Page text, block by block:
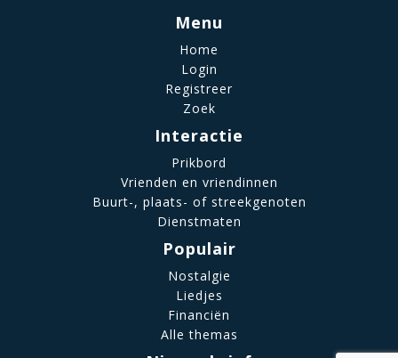
Menu
Home
Login
Registreer
Zoek
Interactie
Prikbord
Vrienden en vriendinnen
Buurt-, plaats- of streekgenoten
Dienstmaten
Populair
Nostalgie
Liedjes
Financiën
Alle themas